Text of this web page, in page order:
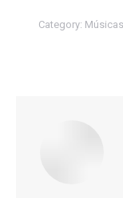
Category: Músicas